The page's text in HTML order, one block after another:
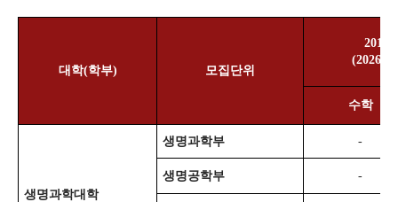
대학(학부) 모집단위
2015
(2026,
수학
생명과학대학
생명과학부 -
생명공학부 -